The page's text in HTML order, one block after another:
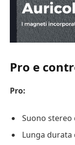
Pro e
Pro:
Suono stereo
Lunga durata